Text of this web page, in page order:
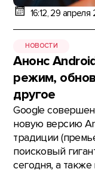
16:12, 29 апреля
НОВОСТИ
Анонс
режим,
другое
Google
новую версию
традиции
поисковый
сегодня, а